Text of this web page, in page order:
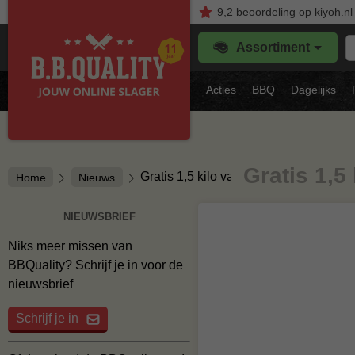
9,2 beoordelingop kiyoh.nl
Assortiment
Acties BBQ Dagelijks
Home Nieuws Gratis 1,5 kilo varkensnek /
Gratis
NIEUWSBRIEF
Niks meer missen van
BBQuality? Schrijf je in voor de
nieuwsbrief
Schrijf je in